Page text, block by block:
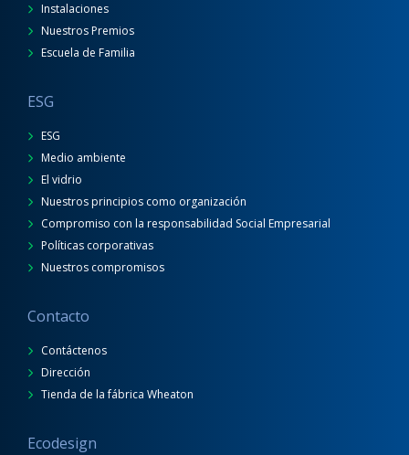
Instalaciones
Nuestros Premios
Escuela de Familia
ESG
ESG
Medio ambiente
El vidrio
Nuestros principios como organización
Compromiso con la responsabilidad Social Empresarial
Políticas corporativas
Nuestros compromisos
Contacto
Contáctenos
Dirección
Tienda de la fábrica Wheaton
Ecodesign